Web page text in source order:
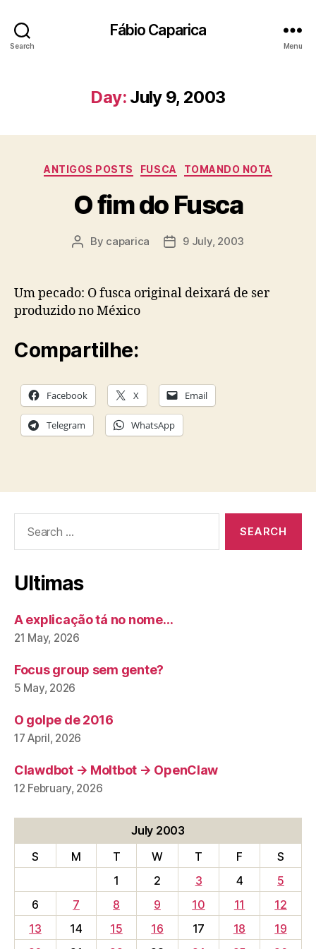
Search
Fábio Caparica
Menu
Day: July 9, 2003
Categories
ANTIGOS POSTS FUSCA TOMANDO NOTA
O fim do Fusca
Post
By caparica
Post9 July, 2003
Um pecado: O fusca original deixará de ser
produzido no México
Compartilhe:
Facebook X Email
Telegram WhatsApp
Ultimas
A explicação tá no nome…
21 May, 2026
Focus group sem gente?
5 May, 2026
O golpe de 2016
17 April, 2026
Clawdbot → Moltbot → OpenClaw
12 February, 2026
July 2003
S
M T W T F
S
1
2 3 4
5
6
7 8 9 10 11
12
13
14 15 16 17 18
19